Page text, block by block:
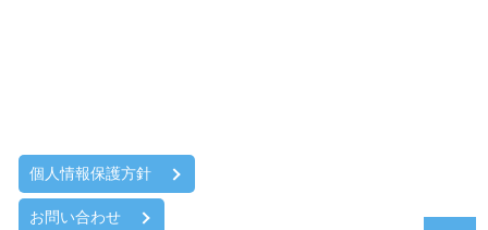
個人情報保護方針
お問い合わせ